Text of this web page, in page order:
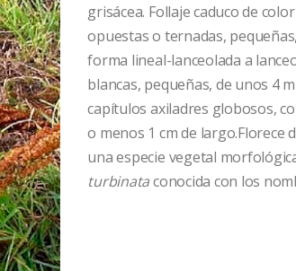
grisácea. Follaje caduco de
opuestas o ternadas,
forma lineal-lanceolada a
blancas, pequeñas, de unos 4
capítulos axiladres globosos,
o menos 1 cm de largo.Florece
una especie vegetal
turbinataconocida con los